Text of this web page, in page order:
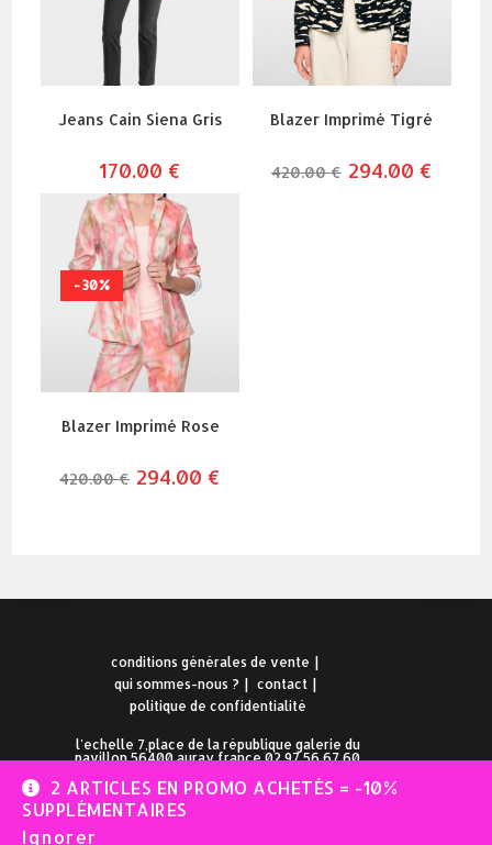
2 ARTICLES EN PROMO ACHETÉS = -10%
SUPPLÉMENTAIRES
Ignorer
Jeans Cain Siena Gris
170.00€
Blazer Imprimé Tigré
420.00€ le
prix
294.00 €
-30%
Blazer Imprimé Rose
420.00€ le
prix
294.00€
conditions générales de vente
qui sommes-nous ?
contact
politique de confidentialité
l'echelle 7,place de la république galerie du
pavillon 56400 auray france 02.97.56.67.60